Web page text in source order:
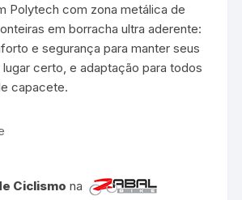
Polytech com zona metálica de
em borracha ultra aderente:
e segurança para manter seus
certo, e adaptação para todos
capacete.
Ciclismo na